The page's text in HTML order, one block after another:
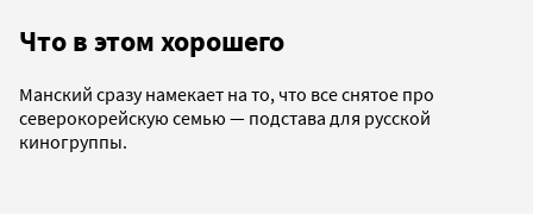
Что в этом хорошего
Манский сразу намекает на то, что все снятое про
северокорейскую семью — подстава для русской
киногруппы.